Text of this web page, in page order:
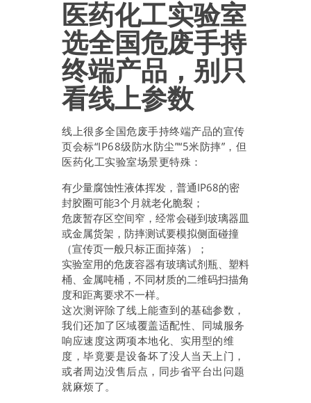
医药化工实验室
选全国危废手持
终端产品，别只
看线上参数
线上很多全国危废手持终端产品的宣传
页会标“IP68级防水防尘”“5米防摔”，但
医药化工实验室场景更特殊：
有少量腐蚀性液体挥发，普通IP68的密
封胶圈可能3个月就老化脆裂；
危废暂存区空间窄，经常会碰到玻璃器皿
或金属货架，防摔测试要模拟侧面碰撞
（宣传页一般只标正面掉落）；
实验室用的危废容器有玻璃试剂瓶、塑料
桶、金属吨桶，不同材质的二维码扫描角
度和距离要求不一样。
这次测评除了线上能查到的基础参数，
我们还加了区域覆盖适配性、同城服务
响应速度这两项本地化、实用型的维
度，毕竟要是设备坏了没人当天上门，
或者周边没售后点，同步省平台出问题
就麻烦了。